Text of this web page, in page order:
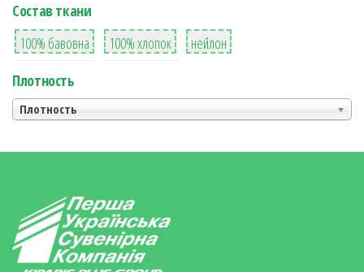
Состав ткани
8
100% бавовна
36
100% хлопок
2
нейлон
Плотность
Плотность